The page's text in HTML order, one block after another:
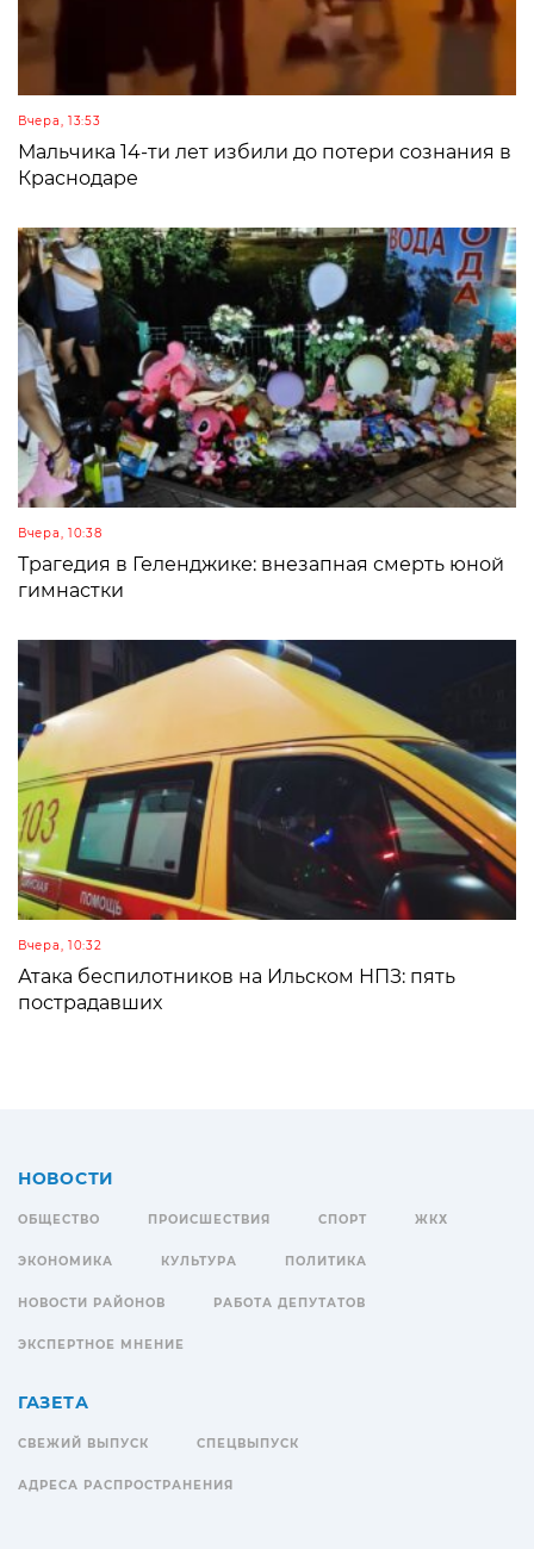
Вчера, 13:53
Мальчика 14-ти лет избили до потери сознания в
Краснодаре
Вчера, 10:38
Трагедия в Геленджике: внезапная смерть юной
гимнастки
Вчера, 10:32
Атака беспилотников на Ильском НПЗ: пять
пострадавших
НОВОСТИ
ОБЩЕСТВО ПРОИСШЕСТВИЯ СПОРТ ЖКХ
ЭКОНОМИКА КУЛЬТУРА ПОЛИТИКА
НОВОСТИ РАЙОНОВ РАБОТА ДЕПУТАТОВ
ЭКСПЕРТНОЕ МНЕНИЕ
ГАЗЕТА
СВЕЖИЙ ВЫПУСК СПЕЦВЫПУСК
АДРЕСА РАСПРОСТРАНЕНИЯ